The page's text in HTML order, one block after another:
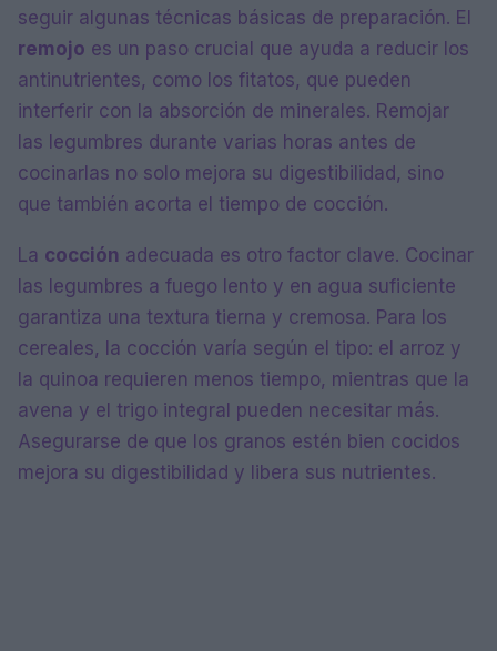
seguir algunas técnicas básicas de preparación. El
remojo es un paso crucial que ayuda a reducir los
antinutrientes, como los fitatos, que pueden
interferir con la absorción de minerales. Remojar
las legumbres durante varias horas antes de
cocinarlas no solo mejora su digestibilidad, sino
que también acorta el tiempo de cocción.
La cocción adecuada es otro factor clave. Cocinar
las legumbres a fuego lento y en agua suficiente
garantiza una textura tierna y cremosa. Para los
cereales, la cocción varía según el tipo: el arroz y
la quinoa requieren menos tiempo, mientras que la
avena y el trigo integral pueden necesitar más.
Asegurarse de que los granos estén bien cocidos
mejora su digestibilidad y libera sus nutrientes.